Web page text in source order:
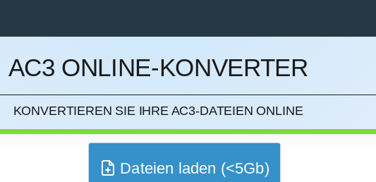
AC3 ONLINE-KONVERTER
KONVERTIEREN SIE IHRE AC3-DATEIEN ONLINE
Dateien laden (<5Gb)